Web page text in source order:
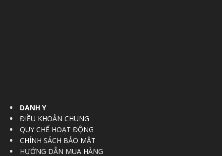
DANH Y
ĐIỀU KHOẢN CHUNG
QUY CHẾ HOẠT ĐỘNG
CHÍNH SÁCH BẢO MẬT
HƯỚNG DẪN MUA HÀNG